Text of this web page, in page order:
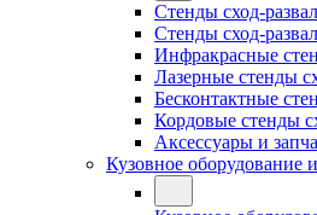
Стенды сход-развал
Стенды сход-
Инфракрасные
Лазерные стенды
Бесконтактные
Кордовые стенды
Аксессуары и
Кузовное оборудование